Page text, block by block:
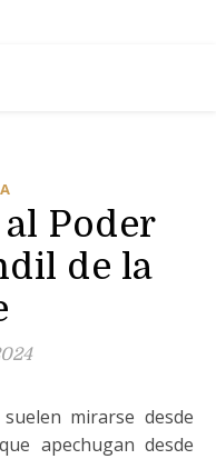
Poder
de la
mirarse desde
apechugan desde